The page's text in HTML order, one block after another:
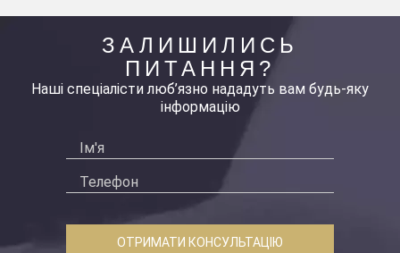
ЗАЛИШИЛИСЬ
ПИТАННЯ?
Наші спеціалісти люб’язно нададуть вам будь-яку
інформацію
ОТРИМАТИ КОНСУЛЬТАЦІЮ